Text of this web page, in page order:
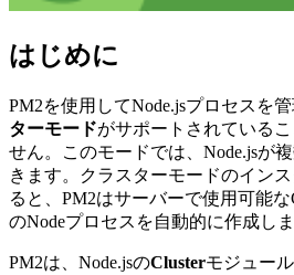
はじめに
PM2を使用してNode.jsプロセスを
ターモードがサポートされている
せん。このモードでは、Node.jsが
きます。クラスターモードのイン
ると、PM2はサーバーで使用可能
のNodeプロセスを自動的に作成しま
PM2は、Node.jsのClusterモジュー